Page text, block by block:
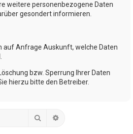
weitere personenbezogene Daten
gesondert informieren.
auf Anfrage Auskunft, welche Daten
bzw. Sperrung Ihrer Daten
hierzu bitte den Betreiber.
Suche